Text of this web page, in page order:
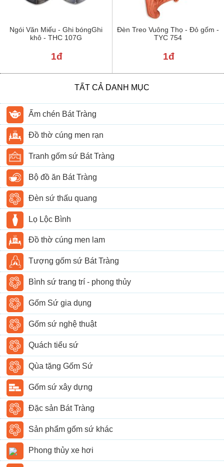
Ngói Văn Miếu - Ghi bóngGhi
khô - THC 107G
1đ
Đèn Treo Vuông Thọ - Đỏ gốm -
TYC 754
1đ
TẤT CẢ DANH MỤC
Ấm chén Bát Tràng
Đồ thờ cúng men rạn
Tranh gốm sứ Bát Tràng
Bộ đồ ăn Bát Tràng
Đèn sứ thấu quang
Lọ Lộc Bình
Đồ thờ cúng men lam
Tượng gốm sứ Bát Tràng
Bình sứ trang trí - phong thủy
Gốm Sứ gia dụng
Gốm sứ nghệ thuật
Quách tiểu sứ
Qùa tặng Gốm Sứ
Gốm sứ xây dựng
Đặc sản Bát Tràng
Sản phẩm gốm sứ khác
Phong thủy xe hơi